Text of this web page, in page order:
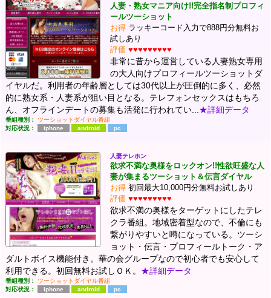
人妻・熟女マニア向け!!完全指名制プロフィ
ールツーショット
お得 ラッキーコード入力で888円分無料お
試しあり
評価 ♥♥♥♥♥♥♥♥♥
非常に昔から運営している人妻熟女専用
の大人向けプロフィールツーショットダ
イヤルだ。利用者の年齢層としては30代以上が圧倒的に多く、必然
的に熟女系・人妻系が狙い目となる。テレフォンセックスはもちろ
ん、オフラインデートの募集も活発に行われてい... ★詳細データ
番組種別：
ツーショットダイヤル番組
対応状況：
iphone android pc
人妻テレホン
欲求不満な奥様をロックオン!!性欲旺盛な人
妻が集まるツーショット＆伝言ダイヤル
お得 初回最大10,000円分無料お試しあり
評価 ♥♥♥♥♥♥♥♥♥
欲求不満の奥様をターゲットにしたテレ
クラ番組。地域密着型なので、不倫にも
繋がりやすいと噂になっている。ツーシ
ョット・伝言・プロフィールトーク・ア
ダルトボイス機能付き。華の会グループなので初心者でも安心して
利用できる。初回無料お試しＯＫ。 ★詳細データ
番組種別：
ツーショットダイヤル番組
対応状況：
iphone android pc